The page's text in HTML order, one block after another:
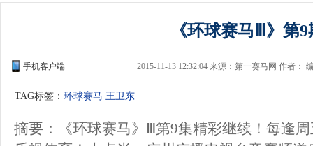
《环球赛马Ⅲ》第9
手机客户端 2015-11-13 12:32:04 来源：第一赛马网 作者：
TAG标签： 环球赛马 王卫东
摘要：《环球赛马》Ⅲ第9集精彩继续！每逢